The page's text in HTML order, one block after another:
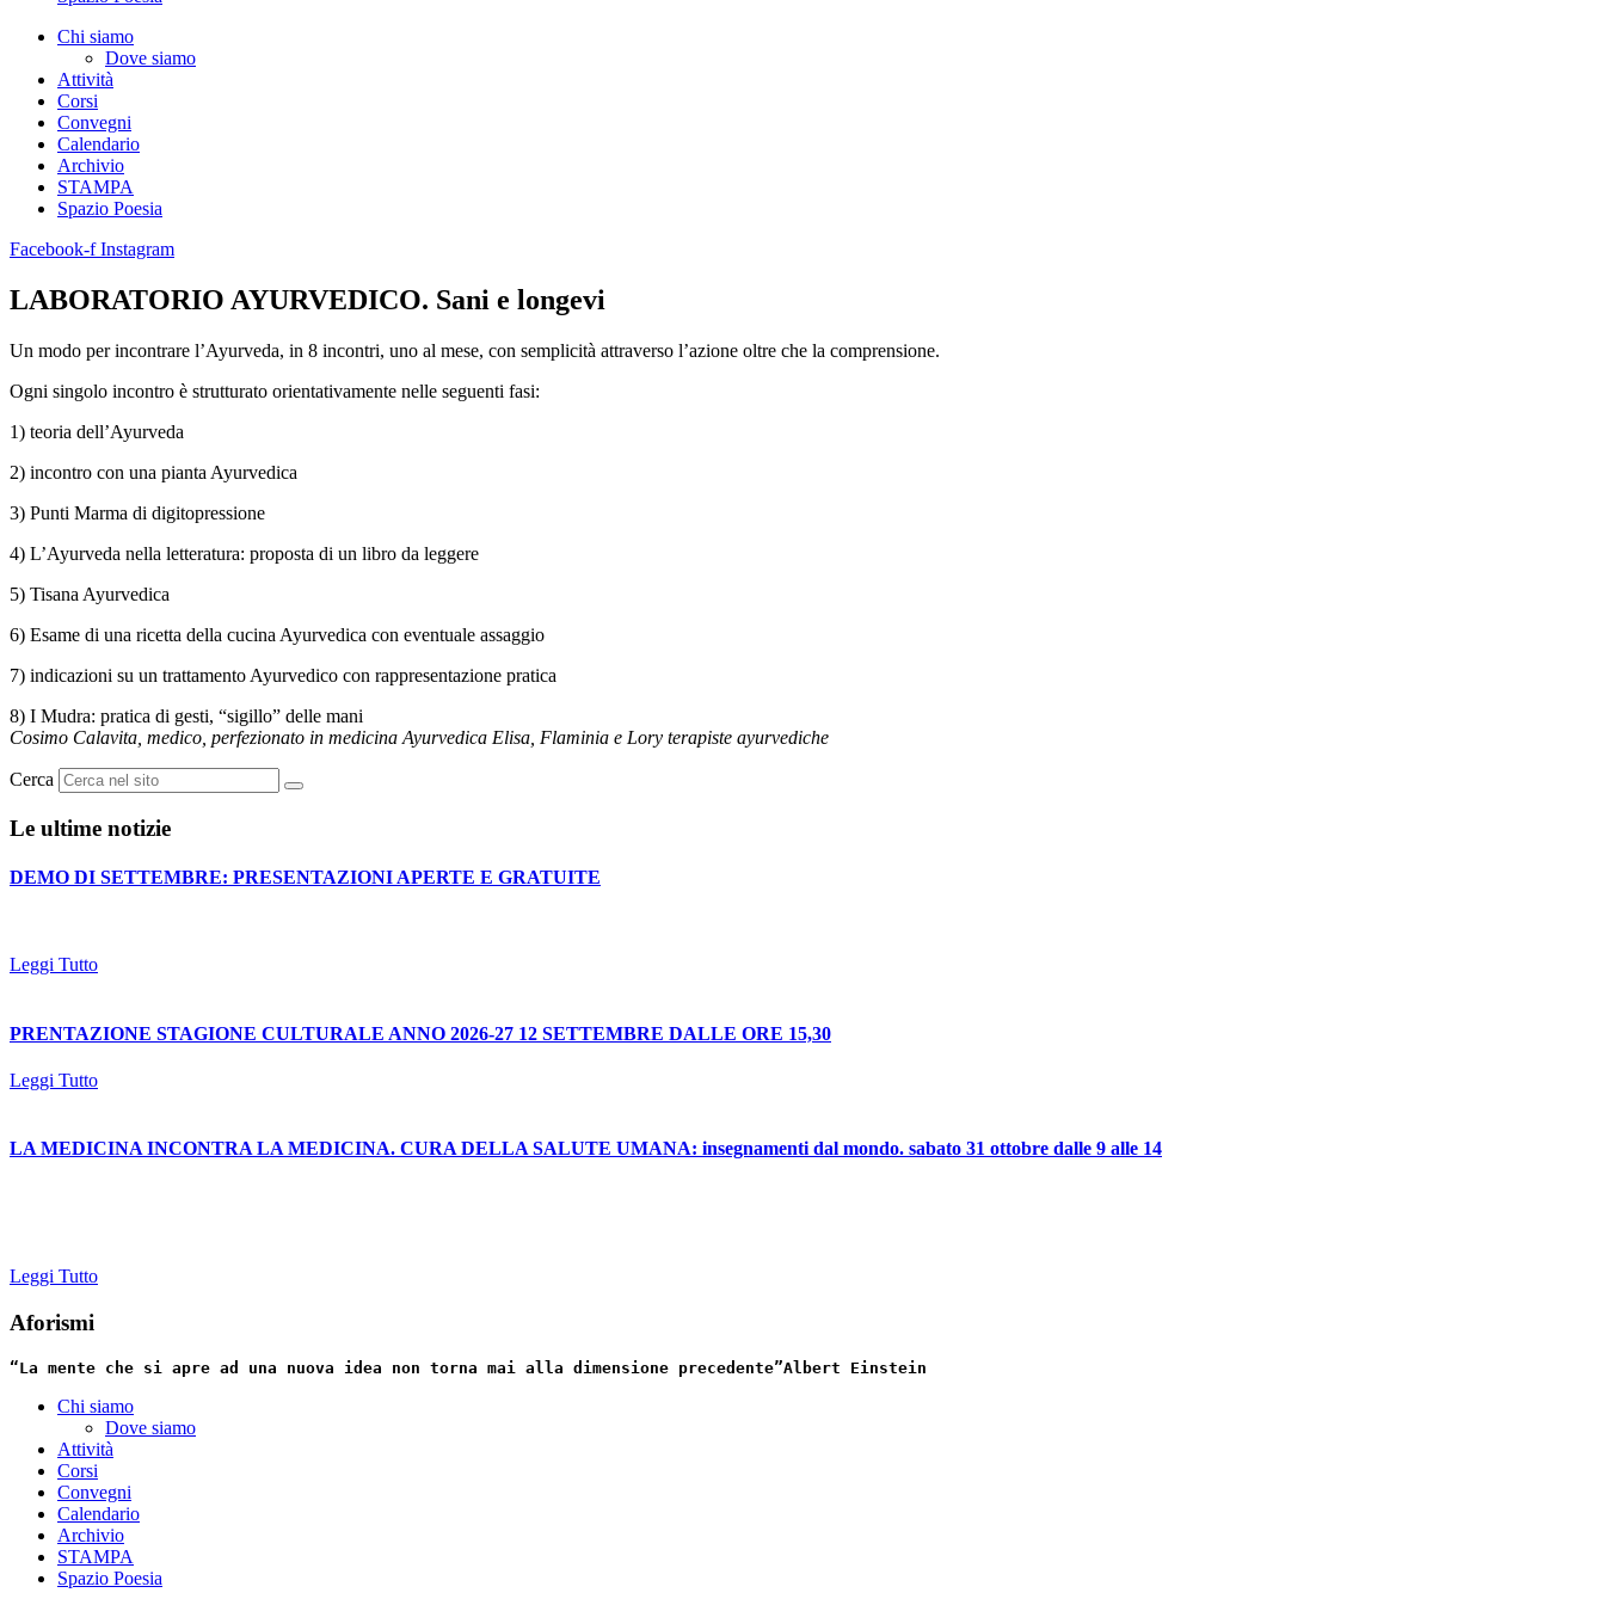
Chi siamo
Dove siamo
Attività
Corsi
Convegni
Calendario
Archivio
STAMPA
Spazio Poesia
Facebook-f Instagram
LABORATORIO AYURVEDICO. Sani e longevi
Un modo per incontrare l’Ayurveda, in 8 incontri, uno al mese, con semplicità attraverso l’azione oltre che la comprensione.
Ogni singolo incontro è strutturato orientativamente nelle seguenti fasi:
1) teoria dell’Ayurveda
2) incontro con una pianta Ayurvedica
3) Punti Marma di digitopressione
4) L’Ayurveda nella letteratura: proposta di un libro da leggere
5) Tisana Ayurvedica
6) Esame di una ricetta della cucina Ayurvedica con eventuale assaggio
7) indicazioni su un trattamento Ayurvedico con rappresentazione pratica
8) I Mudra: pratica di gesti, “sigillo” delle mani
Cosimo Calavita, medico, perfezionato in medicina Ayurvedica Elisa, Flaminia e Lory terapiste ayurvediche
Cerca
Le ultime notizie
DEMO DI SETTEMBRE: PRESENTAZIONI APERTE E GRATUITE
Leggi Tutto
PRENTAZIONE STAGIONE CULTURALE ANNO 2026-27 12 SETTEMBRE DALLE ORE 15,30
Leggi Tutto
LA MEDICINA INCONTRA LA MEDICINA. CURA DELLA SALUTE UMANA: insegnamenti dal mondo. sabato 31 ottobre dalle 9 alle 14
Leggi Tutto
Aforismi
“La mente che si apre ad una nuova idea non torna mai alla dimensione precedente”Albert Einstein
Chi siamo
Dove siamo
Attività
Corsi
Convegni
Calendario
Archivio
STAMPA
Spazio Poesia